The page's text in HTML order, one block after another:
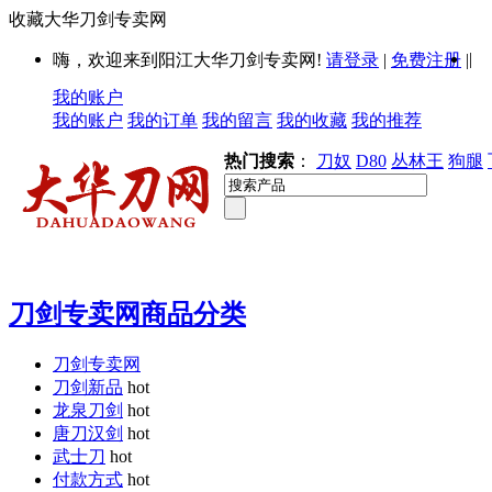
收藏大华刀剑专卖网
嗨，欢迎来到阳江大华刀剑专卖网! 请登录 | 免费注册 ||
我的账户
我的账户 我的订单 我的留言 我的收藏 我的推荐
热门搜索 ： 刀奴 D80 丛林王 狗腿
刀剑专卖网商品分类
刀剑专卖网
刀剑新品 hot
龙泉刀剑 hot
唐刀汉剑 hot
武士刀 hot
付款方式 hot